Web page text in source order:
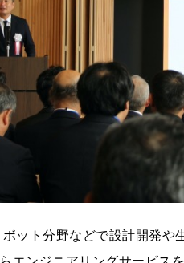
ット分野などで設計開発